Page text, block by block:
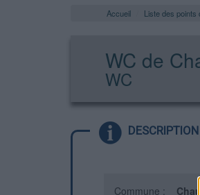
Accueil Liste des points
WC de
WC
DESCRIPTION
Commune :